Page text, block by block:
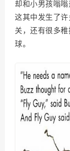
却和小男孩嗡
这其中发生了
关，还有很多
球。